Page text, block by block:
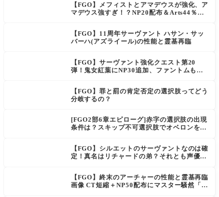
【FGO】メフィストとアマデウスが強化、ア
マデウス強すぎ！？NP20配布＆Arts44％強
【FGO】11周年サーヴァント ハサン・サッ
バーハ(アズライール)の性能と霊基再臨
【FGO】サーヴァント強化クエスト第20
弾！鬼女紅葉にNP30追加、ファントムも大
【FGO】罪と罰の肯定否定の選択肢ってどう
分岐するの？
[FGO2部6章エピローグ]赤字の選択肢の出現
条件は？スキップ不可選択肢でオベロンを疑
上がり出てくる
【FGO】シルエットのサーヴァントなのは確
定！真名はリチャードの弟？それとも声優さ
【FGO】終末のアーチャーの性能と霊基再臨
画像 CT短縮＋NP50配布にマスター騒然「普